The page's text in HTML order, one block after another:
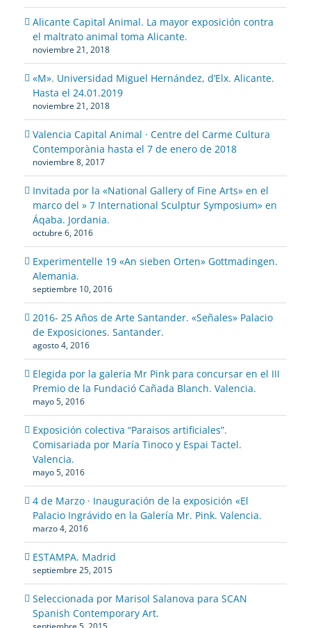
Alicante Capital Animal. La mayor exposición contra
el maltrato animal toma Alicante.
noviembre 21, 2018
«M». Universidad Miguel Hernández, d’Elx. Alicante.
Hasta el 24.01.2019
noviembre 21, 2018
Valencia Capital Animal · Centre del Carme Cultura
Contemporània hasta el 7 de enero de 2018
noviembre 8, 2017
Invitada por la «National Gallery of Fine Arts» en el
marco del » 7 International Sculptur Symposium» en
Áqaba. Jordania.
octubre 6, 2016
Experimentelle 19 «An sieben Orten» Gottmadingen.
Alemania.
septiembre 10, 2016
2016- 25 Años de Arte Santander. «Señales» Palacio
de Exposiciones. Santander.
agosto 4, 2016
Elegida por la galeria Mr Pink para concursar en el III
Premio de la Fundació Cañada Blanch. Valencia.
mayo 5, 2016
Exposición colectiva “Paraisos artificiales”.
Comisariada por María Tinoco y Espai Tactel.
Valencia.
mayo 5, 2016
4 de Marzo · Inauguración de la exposición «El
Palacio Ingrávido en la Galería Mr. Pink. Valencia.
marzo 4, 2016
ESTAMPA. Madrid
septiembre 25, 2015
Seleccionada por Marisol Salanova para SCAN
Spanish Contemporary Art.